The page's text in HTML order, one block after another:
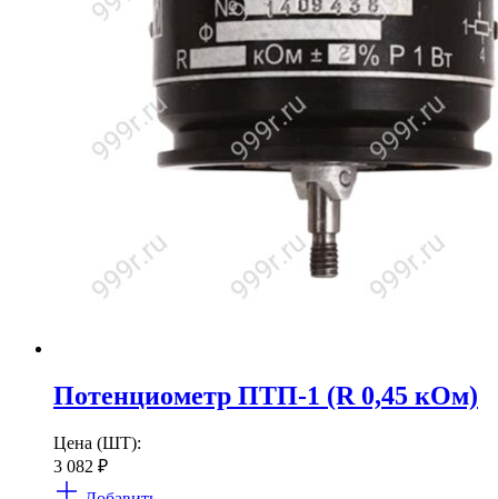
Потенциометр ПТП-1 (R 0,45 кОм)
Цена (ШТ):
3 082 ₽